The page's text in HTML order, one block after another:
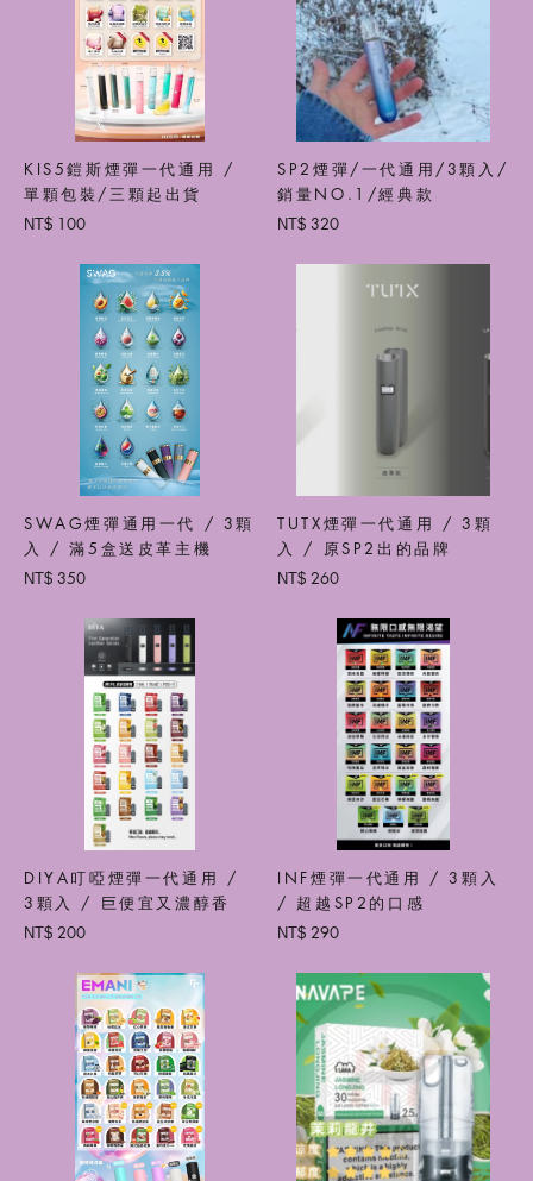
KIS5鎧斯煙彈一代通用 /
單顆包裝/三顆起出貨
NT$ 100
SP2煙彈/一代通用/3顆入/
銷量NO.1/經典款
NT$ 320
SWAG煙彈通用一代 / 3顆
入 / 滿5盒送皮革主機
NT$ 350
TUTX煙彈一代通用 / 3顆
入 / 原SP2出的品牌
NT$ 260
DIYA叮啞煙彈一代通用 /
3顆入 / 巨便宜又濃醇香
NT$ 200
INF煙彈一代通用 / 3顆入
/ 超越SP2的口感
NT$ 290